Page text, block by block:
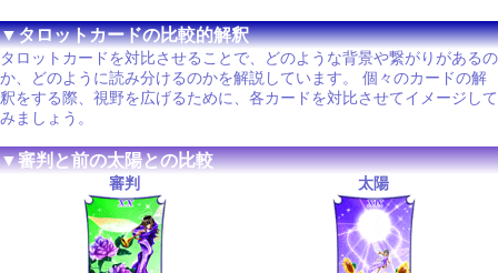
▼タロットカードの比較的解釈
タロットカードを対比させることで、どのような背景や繋がりがあるの
か、どのように読み分けるのかを解説しています。 個々のカードの解
釈をする際、視野を広げるために、各カードを対比させてイメージして
みましょう。
▼審判と前の太陽との比較
審判 太陽